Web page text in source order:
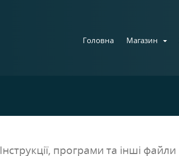
Головна Магазин
Інструкції, програми та інші файли